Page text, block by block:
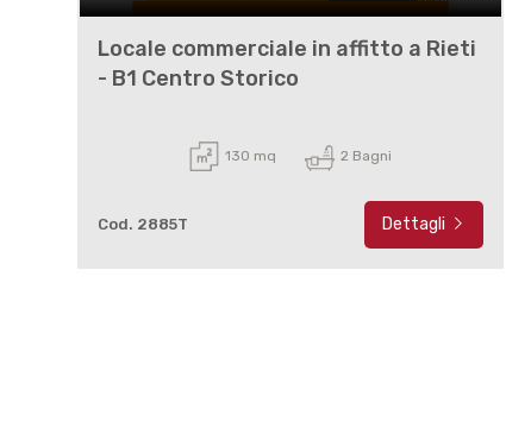
Locale commerciale in affitto a Rieti
- B1 Centro Storico
130 mq 2 Bagni
Cod. 2885T Dettagli